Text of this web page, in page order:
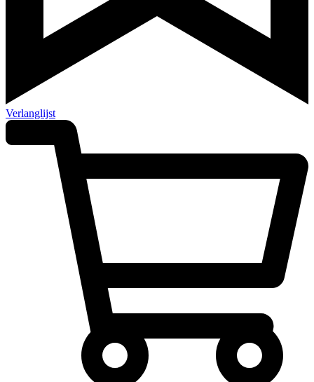
Verlanglijst